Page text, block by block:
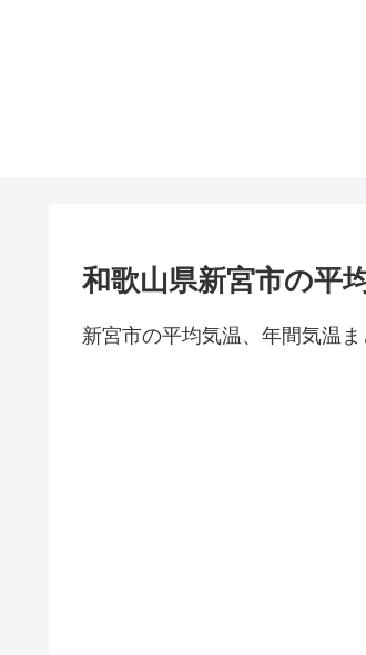
和歌山県新宮市の平
新宮市の平均気温、年間気温